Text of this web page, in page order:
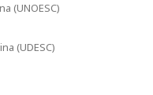
(UNOESC)
(UDESC)